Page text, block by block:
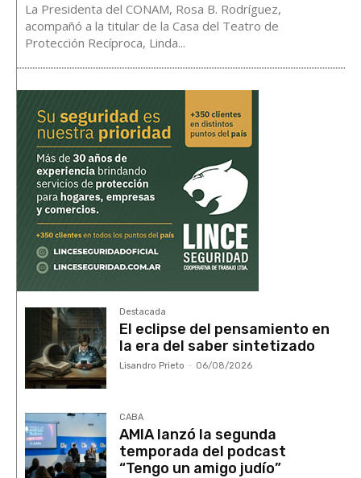
La Presidenta del CONAM, Rosa B. Rodríguez,
acompañó a la titular de la Casa del Teatro de
Protección Recíproca, Linda...
Destacada
El eclipse del pensamiento en
la era del saber sintetizado
Lisandro Prieto - 06/08/2026
CABA
AMIA lanzó la segunda
temporada del podcast
“Tengo un amigo judío”